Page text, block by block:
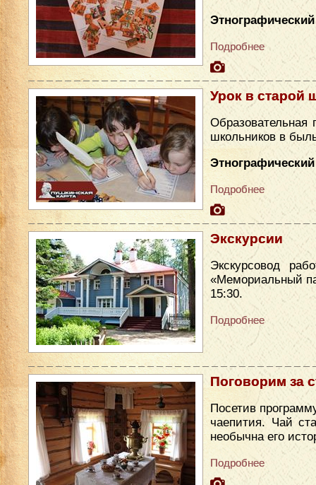
Подробнее
Урок в старой
школьников в
Подробнее
Экскурсии
Экскурсовод
«Мемориальный
15:30.
Подробнее
Поговорим за
Посетив
чаепития. Чай
необычна его
Подробнее